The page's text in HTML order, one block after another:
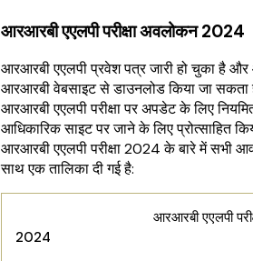
आरआरबी एएलपी परीक्षा अवलोकन 2024
आरआरबी एएलपी प्रवेश पत्र जारी हो चुका है
आरआरबी वेबसाइट से डाउनलोड किया जा सकता
आरआरबी एएलपी परीक्षा पर अपडेट के लिए
आधिकारिक साइट पर जाने के लिए प्रोत्साहित
आरआरबी एएलपी परीक्षा 2024 के बारे में सभी
साथ एक तालिका दी गई है:
आरआरबी एएलपी परीक्षा
2024